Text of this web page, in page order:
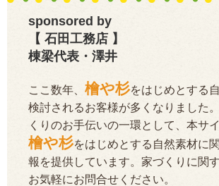
sponsored by
【 石田工務店 】
棟梁代表・澤井
ここ数年、 檜や杉をはじめとする
検討されるお客様が多くなりました
くりのお手伝いの一環として、本サ
檜や杉をはじめとする自然素材に
報を提供しています。家づくりに関
お気軽にお問合せください。